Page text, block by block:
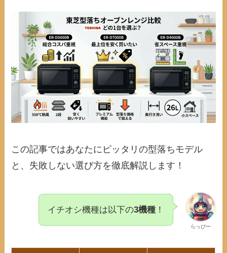
この記事ではあなたにピッタリの型落ちモデル
と、失敗しない選び方を徹底解説します！
らっぴー
イチオシ機種は以下の3機種！